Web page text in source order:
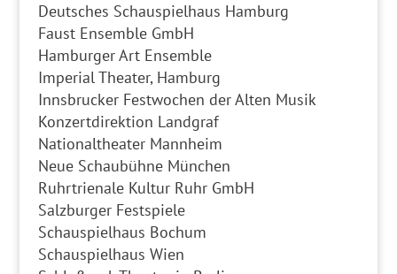
Deutsches Schauspielhaus Hamburg
Faust Ensemble GmbH
Hamburger Art Ensemble
Imperial Theater, Hamburg
Innsbrucker Festwochen der Alten Musik
Konzertdirektion Landgraf
Nationaltheater Mannheim
Neue Schaubühne München
Ruhrtrienale Kultur Ruhr GmbH
Salzburger Festspiele
Schauspielhaus Bochum
Schauspielhaus Wien